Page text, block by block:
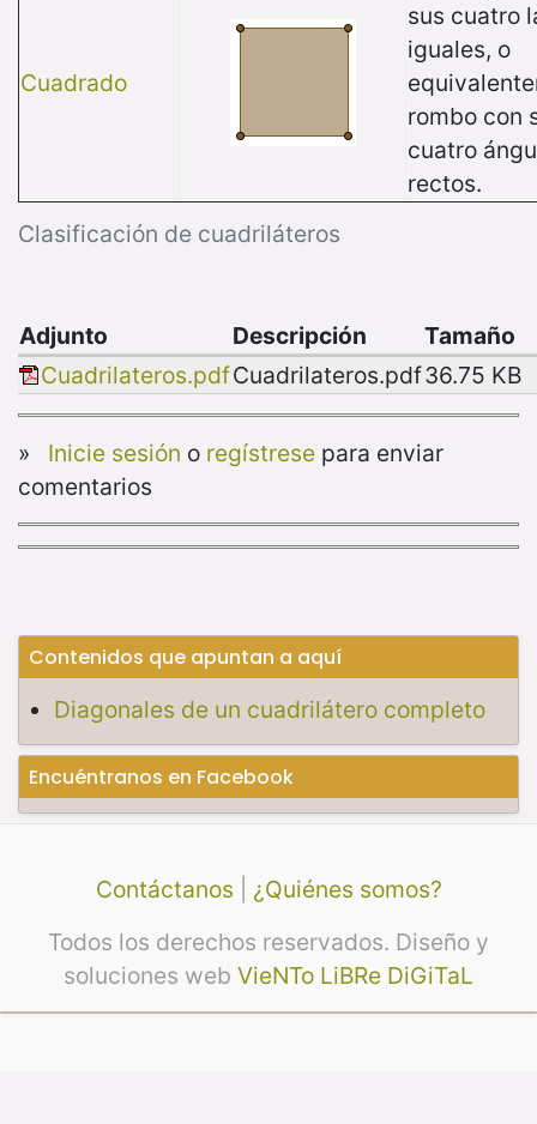
Clasificación de cuadriláteros
Cuadrado
sus cuatro
iguales, o
rombo con
cuatro
rectos.
Adjunto Descripción
Tamaño
Cuadrilateros.pdfCuadrilateros.pdf36.75 KB
» Inicie sesión o regístresepara enviar
comentarios
Contenidos que apuntan a aquí
Diagonales de un cuadrilátero completo
Encuéntranos en Facebook
Contáctanos
¿Quiénes somos?
Todos los derechos reservados. Diseño y
soluciones web VieNTo LiBRe DiGiTaL